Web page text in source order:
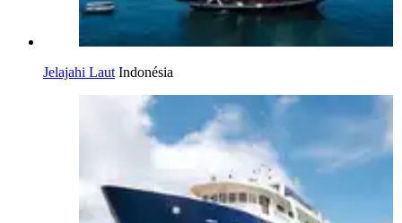
Jelajahi Laut Indonésia